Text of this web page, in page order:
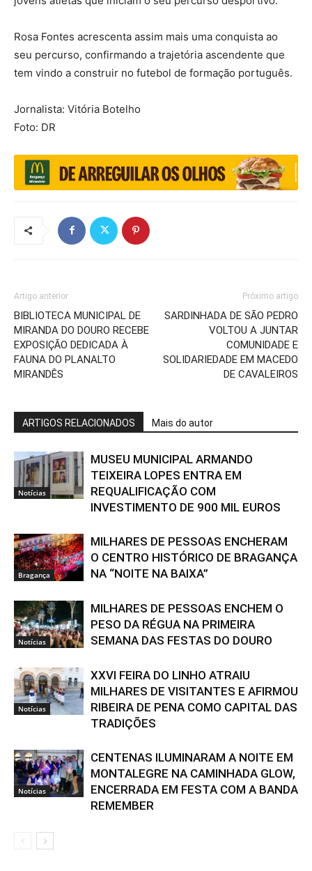
Rosa Fontes acrescenta assim mais uma conquista ao
seu percurso, confirmando a trajetória ascendente que
tem vindo a construir no futebol de formação português.
Jornalista: Vitória Botelho
Foto: DR
Artigo anterior
BIBLIOTECA MUNICIPAL DE
MIRANDA DO DOURO RECEBE
EXPOSIÇÃO DEDICADA À
FAUNA DO PLANALTO
MIRANDÊS
Próximo artigo
SARDINHADA DE SÃO PEDRO
VOLTOU A JUNTAR
COMUNIDADE E
SOLIDARIEDADE EM MACEDO
DE CAVALEIROS
ARTIGOS RELACIONADOS Mais do autor
Notícias
MUSEU MUNICIPAL ARMANDO
TEIXEIRA LOPES ENTRA EM
REQUALIFICAÇÃO COM
INVESTIMENTO DE 900 MIL EUROS
Bragança
MILHARES DE PESSOAS ENCHERAM
O CENTRO HISTÓRICO DE BRAGANÇA
NA “NOITE NA BAIXA”
Notícias
MILHARES DE PESSOAS ENCHEM O
PESO DA RÉGUA NA PRIMEIRA
SEMANA DAS FESTAS DO DOURO
Notícias
XXVI FEIRA DO LINHO ATRAIU
MILHARES DE VISITANTES E AFIRMOU
RIBEIRA DE PENA COMO CAPITAL DAS
TRADIÇÕES
Notícias
CENTENAS ILUMINARAM A NOITE EM
MONTALEGRE NA CAMINHADA GLOW,
ENCERRADA EM FESTA COM A BANDA
REMEMBER